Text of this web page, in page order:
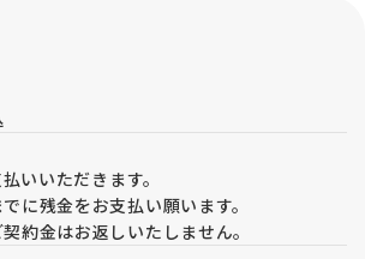
いいただきます。
に残金をお支払い願います。
約金はお返しいたしません。